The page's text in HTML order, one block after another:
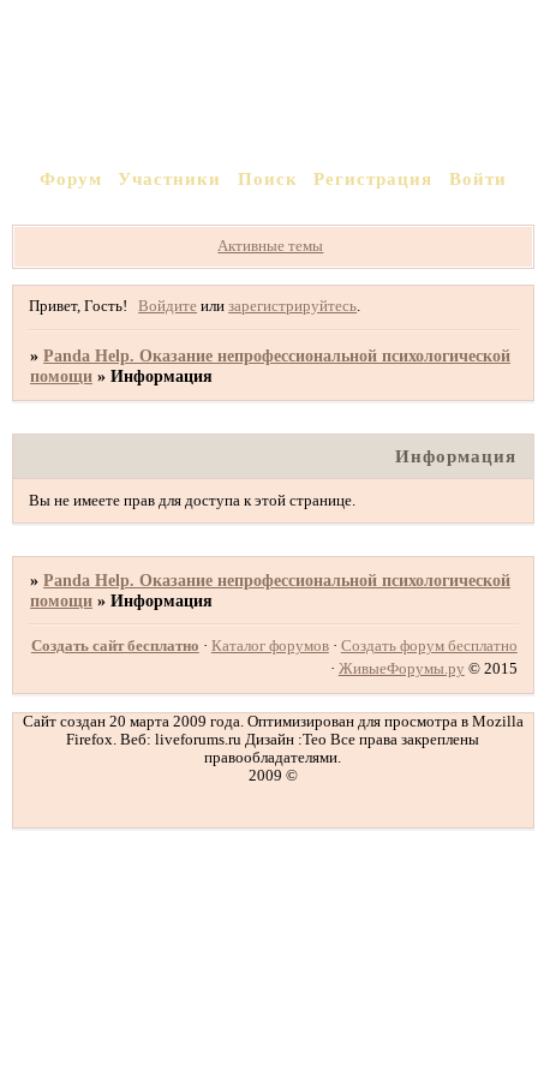
Форум Участники Поиск Регистрация Войти
Активные темы
Привет, Гость! Войдите илизарегистрируйтесь
»Panda Help. Оказание непрофессиональной психологической
помощи »Информация
Информация
Вы не имеете прав для доступа к этой странице.
»Panda Help. Оказание непрофессиональной психологической
помощи »Информация
Создать сайт бесплатно · Каталог форумов· Создать форум бесплатно
· ЖивыеФорумы.ру © 2015
Сайт создан 20 марта 2009 года. Оптимизирован для просмотра в Mozilla
Firefox. Веб: liveforums.ru Дизайн :Teo Все права закреплены
правообладателями.
2009 ©